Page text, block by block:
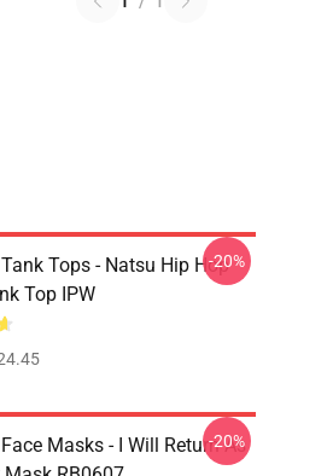
Tops - Natsu Hip Hop
Top IPW
-20%
Masks - I Will Return As
-20%